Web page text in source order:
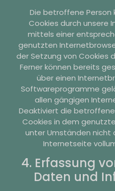
Die betroffene Person
Cookies durch unsere
mittels einer
genutzten
der Setzung von Cookies
Ferner können bereits
über einen
Softwareprogramme
allen gängigen
Deaktiviert die
Cookies in dem
unter Umständen nicht
Internetseite
4. Erfassung
Daten und